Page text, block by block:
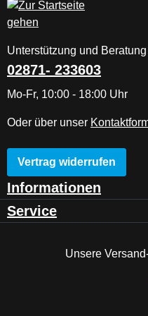
Unterstützung und Beratung
02871- 233603
Mo-Fr, 10:00 - 18:00 Uhr
Oder über unser
Vertrag widerrufen
Informationen
Service
Unsere